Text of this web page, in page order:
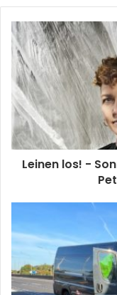
Leinen los! -